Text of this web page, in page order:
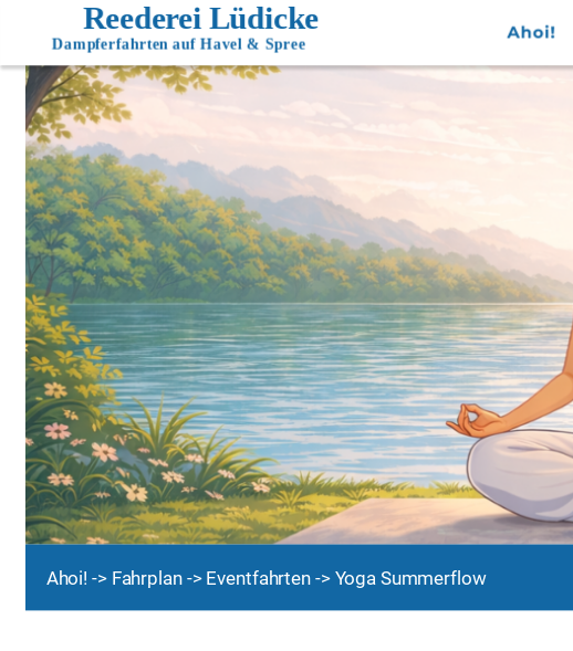
Ahoi! -> Fahrplan -> Eventfahrten -> Yoga Summerflow
Dampferfahrten auf Havel & Spree
Reederei Lüdicke